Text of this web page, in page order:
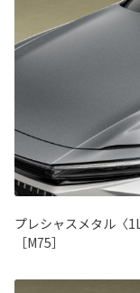
プレシャスメタル〈
［M75］